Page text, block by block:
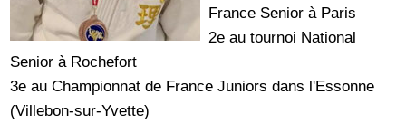
France Senior à Paris
2e au tournoi National
Senior à Rochefort
3e au Championnat de France Juniors dans l'Essonne
(Villebon-sur-Yvette)